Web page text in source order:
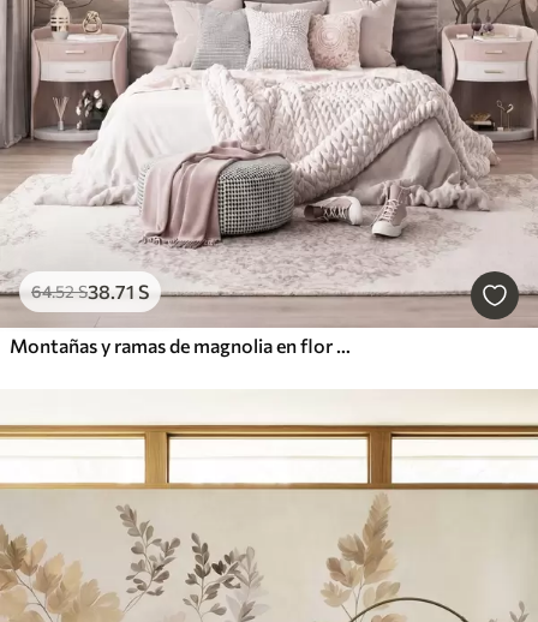
64.52S38.71 S
Montañas y ramas de magnolia en flor de color rosa, paisaje con textura